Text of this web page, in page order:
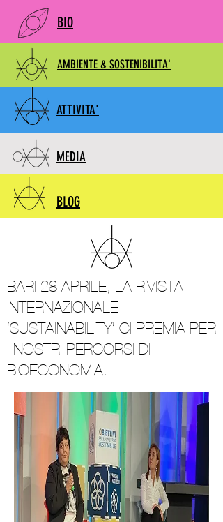
BIO
AMBIENTE & SOSTENIBILITA'
ATTIVITA'
MEDIA
BLOG
BARI 28 APRILE, LA RIVISTA
INTERNAZIONALE
‘SUSTAINABILITY’ CI PREMIA PER
I NOSTRI PERCORSI DI
BIOECONOMIA.